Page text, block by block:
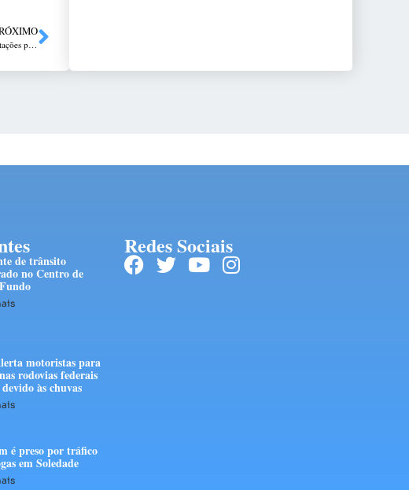
Com chegada de nova onda de calor, Secretaria da Saúde divulga orientações para a saúde dos trabalhadores
de trânsito
no Centro de
motoristas para
rodovias federais
às chuvas
é preso por tráfico
em Soledade
Redes Sociais